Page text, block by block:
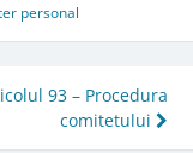
personal
93 – Procedura
comitetului